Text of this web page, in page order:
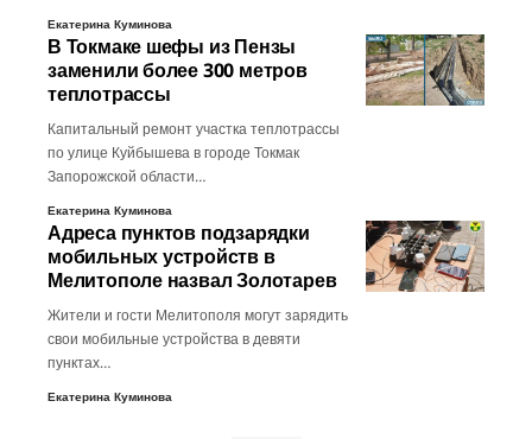
Екатерина Куминова
В Токмаке шефы из Пензы
заменили более 300 метров
теплотрассы
Капитальный ремонт участка теплотрассы
по улице Куйбышева в городе Токмак
Запорожской области…
Екатерина Куминова
Адреса пунктов подзарядки
мобильных устройств в
Мелитополе назвал Золотарев
Жители и гости Мелитополя могут зарядить
свои мобильные устройства в девяти
пунктах…
Екатерина Куминова